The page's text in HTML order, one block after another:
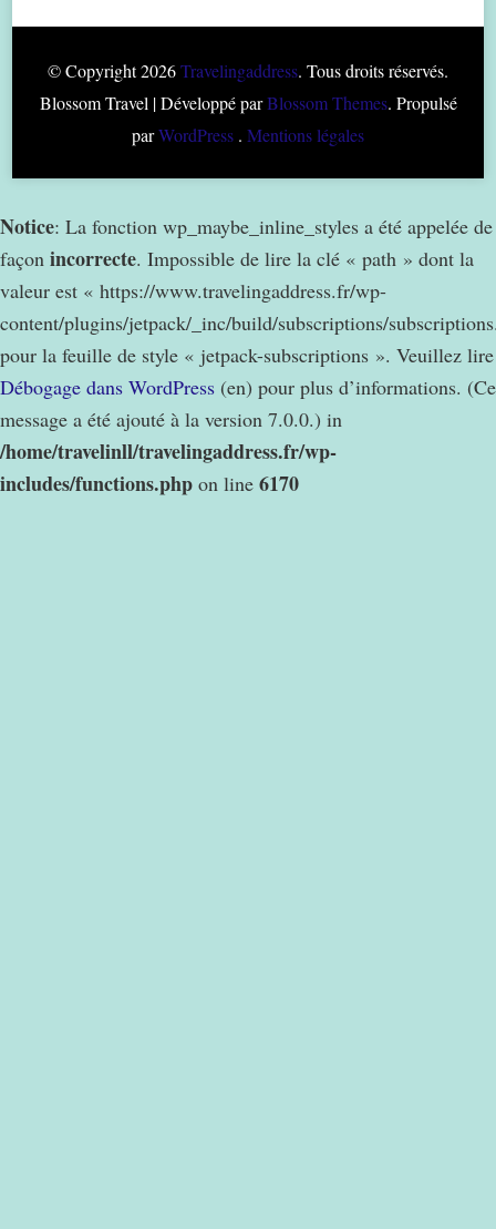
© Copyright 2026Travelingaddress. Tous droits réservés.
Blossom Travel | Développé parBlossom Themes. Propulsé
parWordPress . Mentions légales
Notice: La fonction wp_maybe_inline_styles a été appelée de
façon incorrecte. Impossible de lire la clé « path » dont la
valeur est « https://www.travelingaddress.fr/wp-
content/plugins/jetpack/_inc/build/subscriptions/
pour la feuille de style « jetpack-subscriptions ». Veuillez lire
Débogage dans WordPress (en) pour plus d’informations. (Ce
message a été ajouté à la version 7.0.0.) in
/home/travelinll/travelingaddress.fr/wp-
includes/functions.php on line 6170